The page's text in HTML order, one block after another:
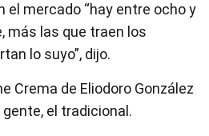
el mercado “hay entre ocho y
más las que traen los
lo suyo”, dijo.
Crema de Eliodoro González
el tradicional.